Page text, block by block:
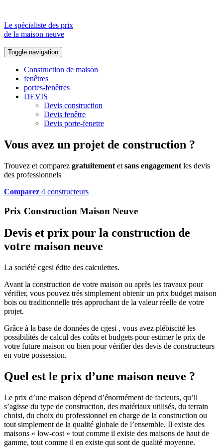
Le spécialiste des prix
de la maison neuve
Toggle navigation
Construction de maison
fenêtres
portes-fenêtres
DEVIS
Devis construction
Devis fenêtre
Devis porte-fenetre
Vous avez un projet de construction ?
Trouvez et comparez gratuitement et sans engagement les devis
des professionnels
Comparez 4 constructeurs
Prix Construction Maison Neuve
Devis et prix pour la construction de
votre maison neuve
La société cgesi édite des calculettes.
Avant la construction de votre maison ou après les travaux pour
vérifier, vous pouvez trés simplement obtenir un prix budget maison
bois ou traditionnelle trés approchant de la valeur réelle de votre
projet.
Grâce à la base de données de cgesi , vous avez plébiscité les
possibilités de calcul des coûts et budgets pour estimer le prix de
votre future maison ou bien pour vérifier des devis de constructeurs
en votre possession.
Quel est le prix d’une maison neuve ?
Le prix d’une maison dépend d’énormément de facteurs, qu’il
s’agisse du type de construction, des matériaux utilisés, du terrain
choisi, du choix du professionnel en charge de la construction ou
tout simplement de la qualité globale de l’ensemble. Il existe des
maisons « low-cost » tout comme il existe des maisons de haut de
gamme, tout comme il en existe qui sont de qualité moyenne.